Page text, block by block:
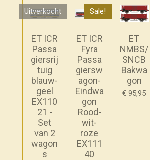
Uitverkocht
ET ICR
Passa
giersrij
tuig
blauw-
geel
EX110
21 -
Set
van 2
wagon
s
Sale!
ET ICR
Fyra
Passa
giersw
agon-
Eindwa
gon
Rood-
wit-
roze
EX111
40
ET
NMBS/
SNCB
Bakwa
gon
€ 95,95